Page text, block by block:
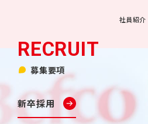
社員紹介
募集要項
新卒採用